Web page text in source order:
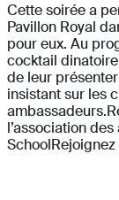
Cette soirée a
Pavillon Royal
pour eux. Au
cocktail
de leur
insistant sur les
l’association